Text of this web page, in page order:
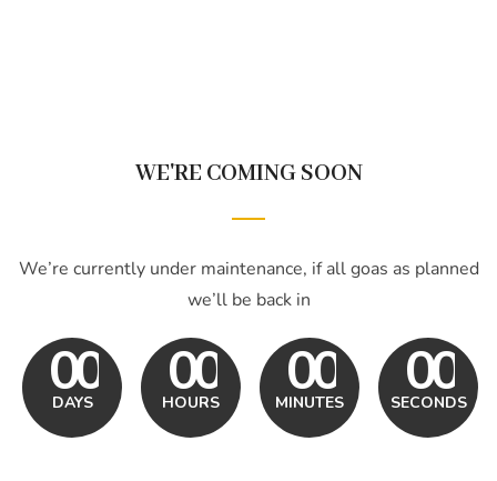
WE'RE COMING SOON
We’re currently under maintenance, if all goas as planned
we’ll be back in
0
00
00
DAYS 00
00
HOURS 00
00
MINUTES 00
00
SECONDS